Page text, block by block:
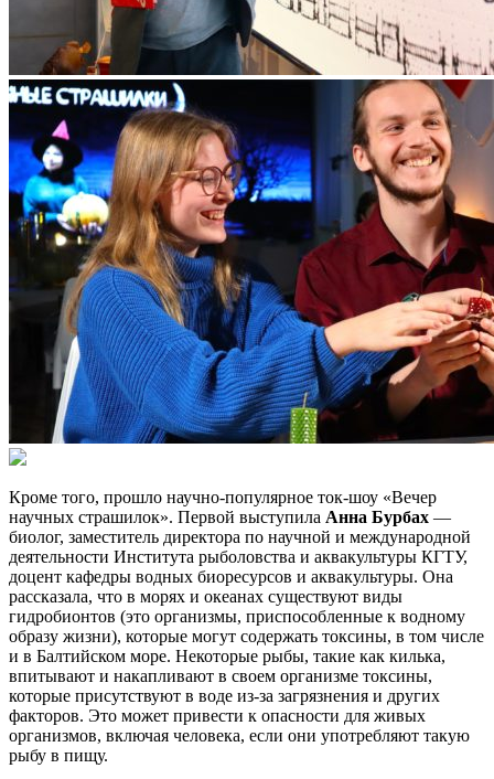
Кроме того, прошло научно-популярное ток-шоу «Вечер
научных страшилок». Первой выступила Анна Бурбах —
биолог, заместитель директора по научной и международной
деятельности Института рыболовства и аквакультуры КГТУ,
доцент кафедры водных биоресурсов и аквакультуры. Она
рассказала, что в морях и океанах существуют виды
гидробионтов (это организмы, приспособленные к водному
образу жизни), которые могут содержать токсины, в том числе
и в Балтийском море. Некоторые рыбы, такие как килька,
впитывают и накапливают в своем организме токсины,
которые присутствуют в воде из-за загрязнения и других
факторов. Это может привести к опасности для живых
организмов, включая человека, если они употребляют такую
рыбу в пищу.